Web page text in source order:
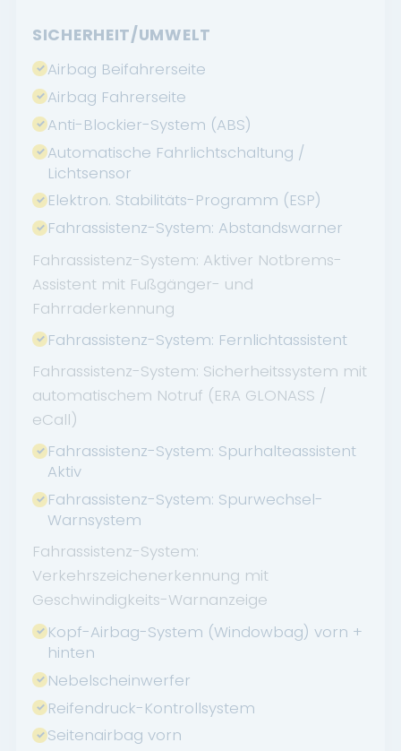
SICHERHEIT/UMWELT
Airbag Beifahrerseite
Airbag Fahrerseite
Anti-Blockier-System (ABS)
Automatische Fahrlichtschaltung /
Lichtsensor
Elektron. Stabilitäts-Programm (ESP)
Fahrassistenz-System: Abstandswarner
Fahrassistenz-System: Aktiver Notbrems-
Assistent mit Fußgänger- und
Fahrraderkennung
Fahrassistenz-System: Fernlichtassistent
Fahrassistenz-System: Sicherheitssystem mit
automatischem Notruf (ERA GLONASS /
eCall)
Fahrassistenz-System: Spurhalteassistent
Aktiv
Fahrassistenz-System: Spurwechsel-
Warnsystem
Fahrassistenz-System:
Verkehrszeichenerkennung mit
Geschwindigkeits-Warnanzeige
Kopf-Airbag-System (Windowbag) vorn +
hinten
Nebelscheinwerfer
Reifendruck-Kontrollsystem
Seitenairbag vorn